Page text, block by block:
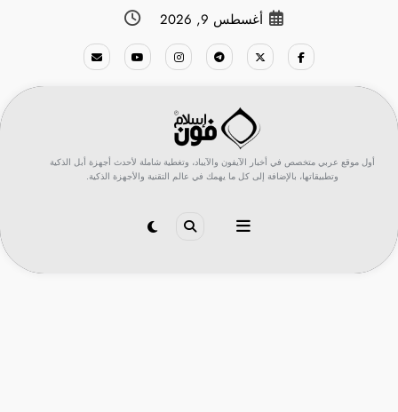
أغسطس 9, 2026
أول موقع عربي متخصص في أخبار الآيفون والآيباد، وتغطية شاملة لأحدث أجهزة أبل الذكية
وتطبيقاتها، بالإضافة إلى كل ما يهمك في عالم التقنية والأجهزة الذكية.